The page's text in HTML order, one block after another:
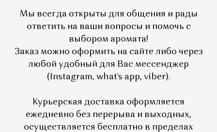
Мы всегда открыты для общения и рады
ответить на ваши вопросы и помочь с
выбором аромата!
Заказ можно оформить на сайте либо через
любой удобный для Вас мессенджер
(Instagram, what's app, viber).
Курьерская доставка оформляется
ежедневно без перерыва и выходных,
осуществляется бесплатно в пределах